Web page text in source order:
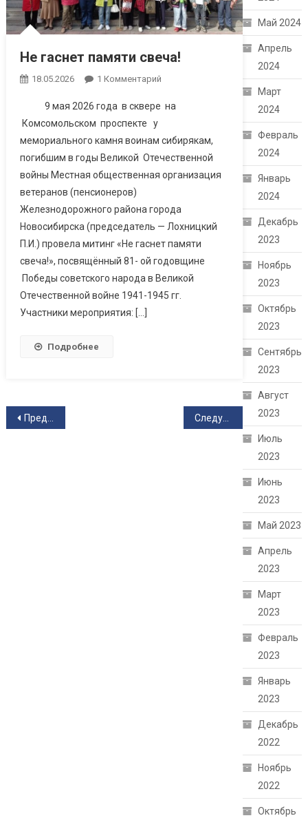
Не гаснет памяти свеча!
18.05.2026 1 Комментарий
9 мая 2026 года в сквере на
Комсомольском проспекте у
мемориального камня воинам сибирякам,
погибшим в годы Великой Отечественной
войны Местная общественная организация
ветеранов (пенсионеров)
Железнодорожного района города
Новосибирска (председатель — Лохницкий
П.И.) провела митинг «Не гаснет памяти
свеча!», посвящённый 81- ой годовщине
Победы советского народа в Великой
Отечественной войне 1941-1945 гг.
Участники мероприятия: […]
Подробнее
Навигация по записям
Предыдущие записи Следующие записи
Май 2024
Апрель
2024
Март
2024
Февраль
2024
Январь
2024
Декабрь
2023
Ноябрь
2023
Октябрь
2023
Сентябрь
2023
Август
2023
Июль
2023
Июнь
2023
Май 2023
Апрель
2023
Март
2023
Февраль
2023
Январь
2023
Декабрь
2022
Ноябрь
2022
Октябрь